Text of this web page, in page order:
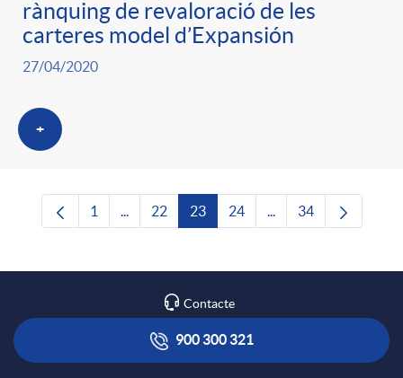
rànquing de revaloració de les
carteres model d’Expansión
27/04/2020
+
Pàgina
1 ...Pàgines intermèdies Utilitzeu TAB per
Pàgina
22 Pàgina
23 Pàgina
24 ...Pàgines intermèdies
Pàgina
34
Contacte
900 300 321